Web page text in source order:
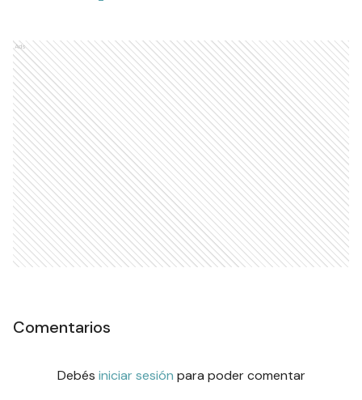
Ads
Comentarios
Debés iniciar sesión para poder comentar